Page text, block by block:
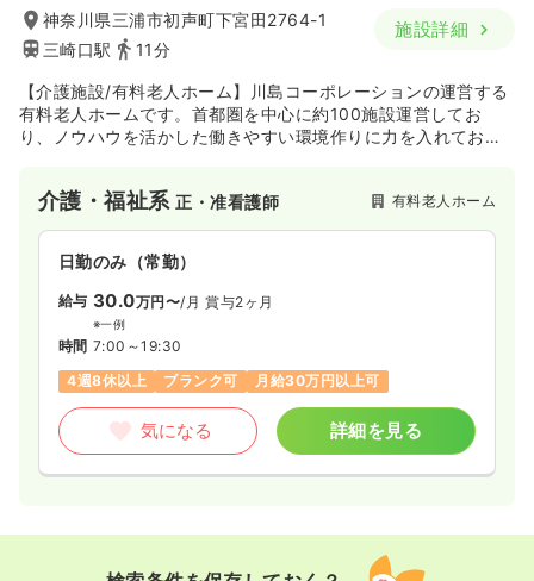
神奈川県三浦市初声町下宮田2764-1
三崎口駅
11分
施設詳細
【介護施設/有料老人ホーム】川島コーポレーションの運営する
有料老人ホームです。首都圏を中心に約100施設運営してお
り、ノウハウを活かした働きやすい環境作りに力を入れており
介護・福祉系正・准看護師 有料老人ホーム
日勤のみ（常勤）
給与 30.0万円〜/月 賞与2ヶ月
※一例
時間 7:00～19:30
4週8休以上
ブランク可 月給30万円以上可
気になる 詳細を見る